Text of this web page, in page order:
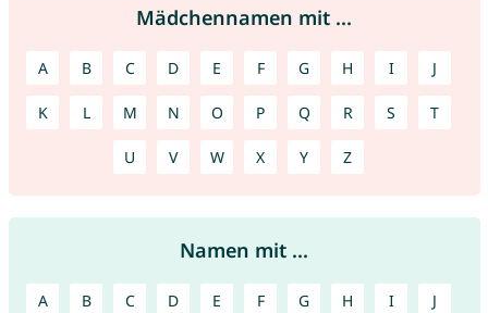
Mädchennamen mit ...
A B C D E F G H I J
K L M N O P Q R S T
U V W X Y Z
Namen mit ...
A B C D E F G H I J